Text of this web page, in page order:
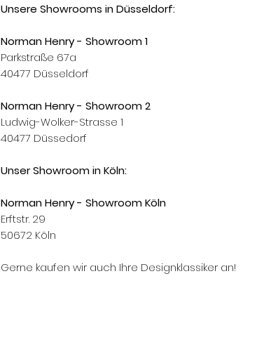
Unsere Showrooms in Düsseldorf:
Norman Henry - Showroom 1
Parkstraße 67a
40477 Düsseldorf
Norman Henry - Showroom 2
Ludwig-Wolker-Strasse 1
40477 Düssedorf
Unser Showroom in Köln:
Norman Henry - Showroom Köln
Erftstr. 29
50672 Köln
Gerne kaufen wir auch Ihre Designklassiker an!